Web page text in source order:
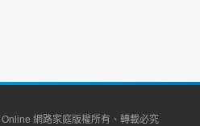
網路家庭版權所有、轉載必究